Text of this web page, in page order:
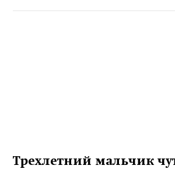
Трехлетний мальчик